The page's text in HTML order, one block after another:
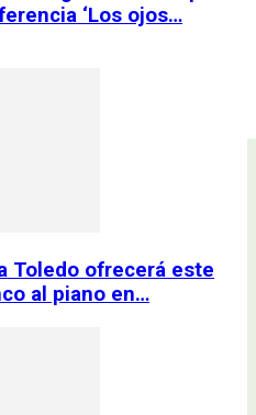
‘Los ojos…
Toledo ofrecerá este
al piano en…